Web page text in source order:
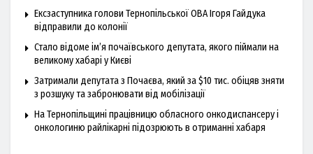
Ексзаступника голови Тернопільської ОВА Ігоря Гайдука
відправили до колонії
Стало відоме ім’я почаївського депутата, якого піймали на
великому хабарі у Києві
Затримали депутата з Почаєва, який за $10 тис. обіцяв зняти
з розшуку та забронювати від мобілізації
На Тернопільщині працівницю обласного онкодиспансеру і
онкологиню райлікарні підозрюють в отриманні хабаря